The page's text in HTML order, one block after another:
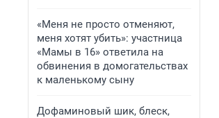
«Меня не просто отменяют,
меня хотят убить»: участница
«Мамы в 16» ответила на
обвинения в домогательствах
к маленькому сыну
Дофаминовый шик, блеск,